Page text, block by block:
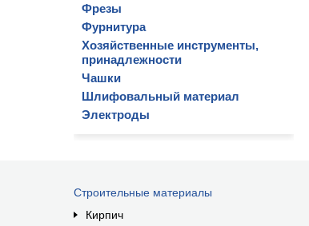
Фрезы
Фурнитура
Хозяйственные инструменты,
принадлежности
Чашки
Шлифовальный материал
Электроды
Строительные материалы
Кирпич